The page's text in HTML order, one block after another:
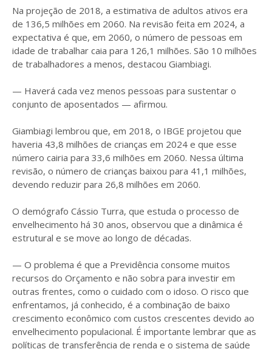
Na projeção de 2018, a estimativa de adultos ativos era
de 136,5 milhões em 2060. Na revisão feita em 2024, a
expectativa é que, em 2060, o número de pessoas em
idade de trabalhar caia para 126,1 milhões. São 10 milhões
de trabalhadores a menos, destacou Giambiagi.
— Haverá cada vez menos pessoas para sustentar o
conjunto de aposentados — afirmou.
Giambiagi lembrou que, em 2018, o IBGE projetou que
haveria 43,8 milhões de crianças em 2024 e que esse
número cairia para 33,6 milhões em 2060. Nessa última
revisão, o número de crianças baixou para 41,1 milhões,
devendo reduzir para 26,8 milhões em 2060.
O demógrafo Cássio Turra, que estuda o processo de
envelhecimento há 30 anos, observou que a dinâmica é
estrutural e se move ao longo de décadas.
— O problema é que a Previdência consome muitos
recursos do Orçamento e não sobra para investir em
outras frentes, como o cuidado com o idoso. O risco que
enfrentamos, já conhecido, é a combinação de baixo
crescimento econômico com custos crescentes devido ao
envelhecimento populacional. É importante lembrar que as
políticas de transferência de renda e o sistema de saúde